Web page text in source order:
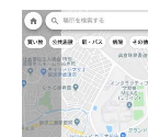
ABOUT